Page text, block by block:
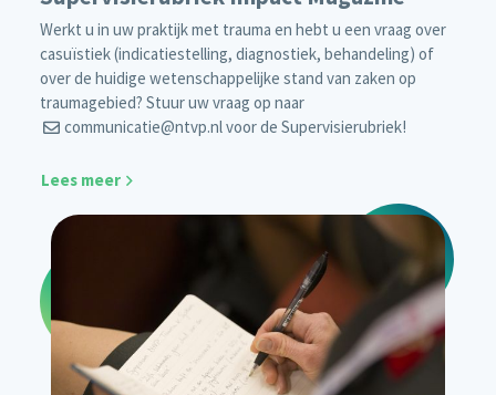
Werkt u in uw praktijk met trauma en hebt u een vraag over
casuïstiek (indicatiestelling, diagnostiek, behandeling) of
over de huidige wetenschappelijke stand van zaken op
traumagebied? Stuur uw vraag op naar
communicatie@ntvp.nlvoor de Supervisierubriek!
Lees meer